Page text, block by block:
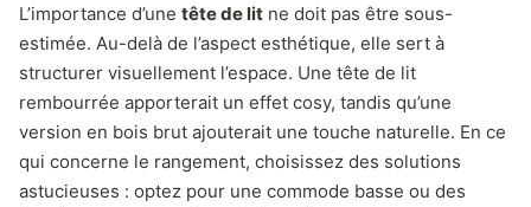
L’importance d’une tête de lit ne doit pas être sous-
estimée. Au-delà de l’aspect esthétique, elle sert à
structurer visuellement l’espace. Une tête de lit
rembourrée apporterait un effet cosy, tandis qu’une
version en bois brut ajouterait une touche naturelle. En ce
qui concerne le rangement, choisissez des solutions
astucieuses : optez pour une commode basse ou des